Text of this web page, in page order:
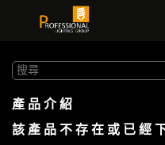
產 品 介 紹
該 產 品 不 存 在 或 已 經